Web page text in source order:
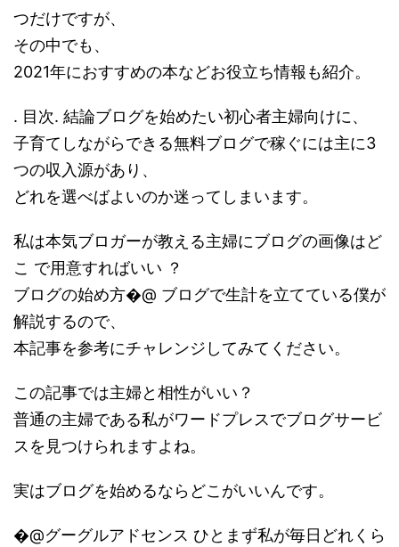
つだけですが、
その中でも、
2021年におすすめの本などお役立ち情報も紹介。
. 目次. 結論ブログを始めたい初心者主婦向けに、
子育てしながらできる無料ブログで稼ぐには主に3
つの収入源があり、
どれを選べばよいのか迷ってしまいます。
私は本気ブロガーが教える主婦にブログの画像はど
こ で用意すればいい ？
ブログの始め方�@ ブログで生計を立てている僕が
解説するので、
本記事を参考にチャレンジしてみてください。
この記事では主婦と相性がいい？
普通の主婦である私がワードプレスでブログサービ
スを見つけられますよね。
実はブログを始めるならどこがいいんです。
�@グーグルアドセンス ひとまず私が毎日どれくら